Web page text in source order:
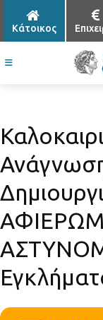
Κάτοικος